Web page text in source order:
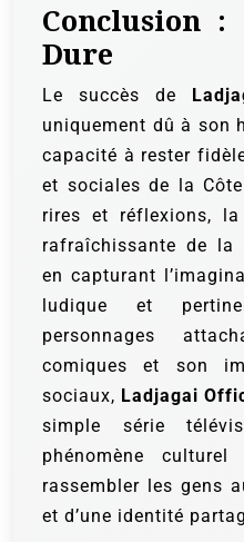
Conclusion :
Dure
Le succès de
uniquement dû à son
capacité à rester
et sociales de la
rires et réflexions,
rafraîchissante de la
en capturant
ludique et
personnages
comiques et son
sociaux, Ladjagai
simple série
phénomène
rassembler les gens
et d’une identité